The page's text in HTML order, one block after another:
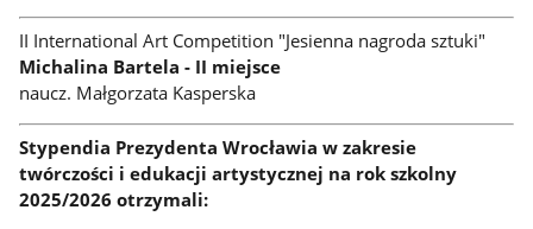
II International Art Competition "Jesienna nagroda sztuki"
Michalina Bartela - II miejsce
naucz. Małgorzata Kasperska
Stypendia Prezydenta Wrocławia w zakresie
twórczości i edukacji artystycznej na rok szkolny
2025/2026 otrzymali: